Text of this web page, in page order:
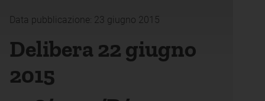
Data pubblicazione: 23 giugno 2015
Delibera 22 giugno
2015